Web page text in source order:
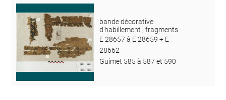
bande décorative
d'habillement ; fragments
E 28657 à E 28659 + E
28662
Guimet 585 à 587 et 590